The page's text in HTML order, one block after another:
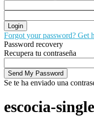
Forgot your password? Get
Password recovery
Recupera tu contraseña
Se te ha enviado una
escocia-